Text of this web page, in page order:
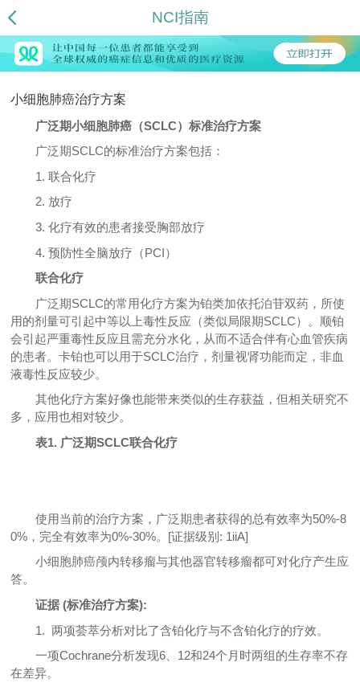
NCI指南
小细胞肺癌治疗方案
广泛期小细胞肺癌（SCLC）标准治疗方案
广泛期SCLC的标准治疗方案包括：
1. 联合化疗
2. 放疗
3. 化疗有效的患者接受胸部放疗
4. 预防性全脑放疗（PCI）
联合化疗
广泛期SCLC的常用化疗方案为铂类加依托泊苷双药，所使
用的剂量可引起中等以上毒性反应（类似局限期SCLC）。顺铂
会引起严重毒性反应且需充分水化，从而不适合伴有心血管疾病
的患者。卡铂也可以用于SCLC治疗，剂量视肾功能而定，非血
液毒性反应较少。
其他化疗方案好像也能带来类似的生存获益，但相关研究不
多，应用也相对较少。
表1. 广泛期SCLC联合化疗
使用当前的治疗方案，广泛期患者获得的总有效率为50%-8
0%，完全有效率为0%-30%。[证据级别: 1iiA]
小细胞肺癌颅内转移瘤与其他器官转移瘤都可对化疗产生应
答。
证据 (标准治疗方案):
1. 两项荟萃分析对比了含铂化疗与不含铂化疗的疗效。
一项Cochrane分析发现6、12和24个月时两组的生存率不存
在差异。